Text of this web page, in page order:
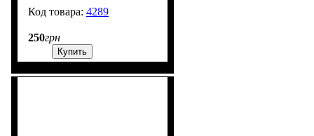
4289
250грн
Купить